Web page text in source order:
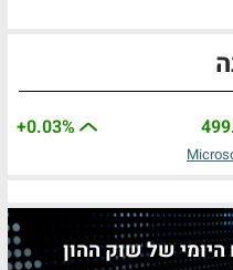
+0.03%
של שוק ההון